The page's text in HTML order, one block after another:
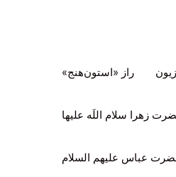
راز «استون‌هنج»
زهرا سلام اللَه علیها
عباس علیهم السلام